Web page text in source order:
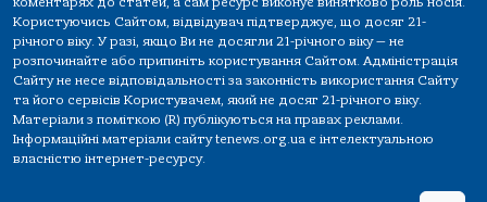
Користуючись Сайтом, відвідувач підтверджує, що досяг 21-
річного віку. У разі, якщо Ви не досягли 21-річного віку — не
розпочинайте або припиніть користування Сайтом. Адміністрація
Сайту не несе відповідальності за законність використання Сайту
та його сервісів Користувачем, який не досяг 21-річного віку.
Матеріали з поміткою (R) публікуються на правах реклами.
Інформаційні матеріали сайту tenews.org.ua є інтелектуальною
власністю інтернет-ресурсу.